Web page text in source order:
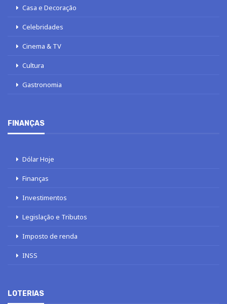
Casa e Decoração
Celebridades
Cinema & TV
Cultura
Gastronomia
FINANÇAS
Dólar Hoje
Finanças
Investimentos
Legislação e Tributos
Imposto de renda
INSS
LOTERIAS